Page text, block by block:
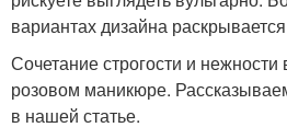
вариантах дизайна
Сочетание строгости и
розовом маникюре.
в нашей статье.